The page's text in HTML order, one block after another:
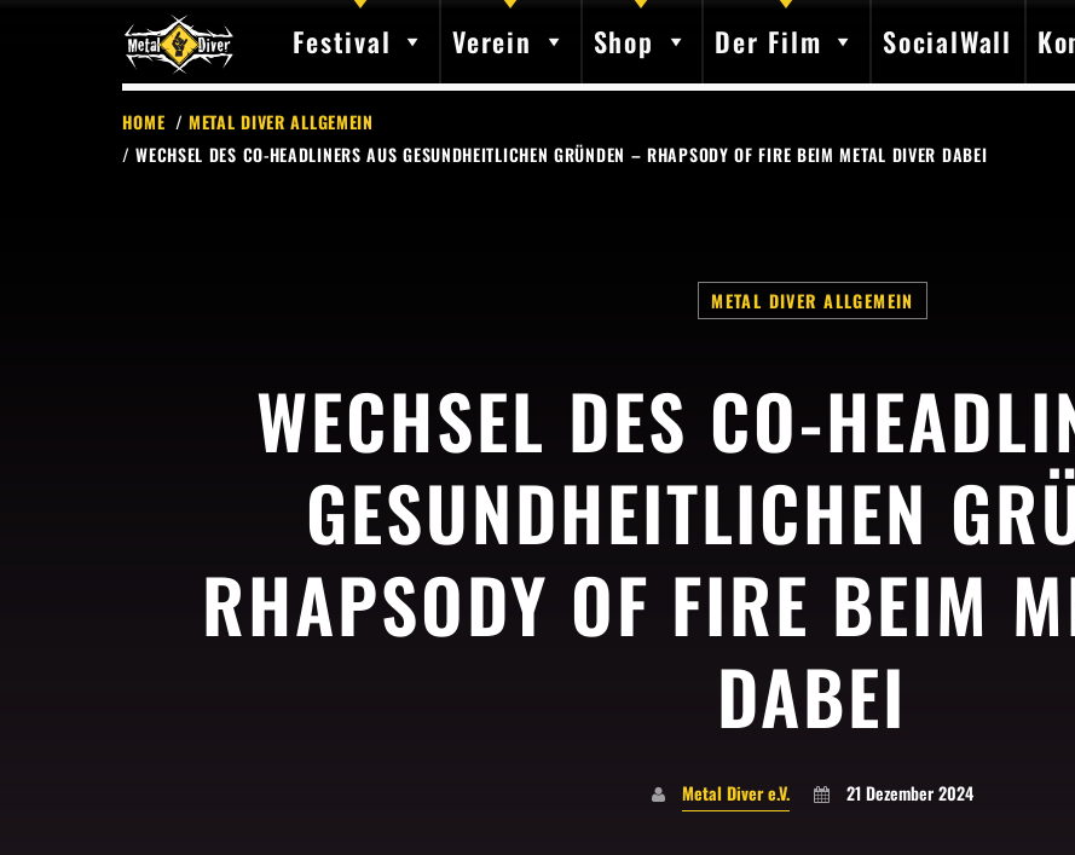
Festival Verein Shop Der Film SocialWall
SHARE THIS PAGE ON:
HOME /METAL DIVER ALLGEMEIN
/ WECHSEL DES CO-HEADLINERS AUS GESUNDHEITLICHEN GRÜNDEN – RHAPSODY OF FIRE BEIM METAL DIVER DABEI
METAL DIVER ALLGEMEIN
WECHSEL DES CO-
GESUNDHEITLICHEN
RHAPSODY OF FIRE BEIM
DABEI
Metal Diver e.V. 21 Dezember 2024